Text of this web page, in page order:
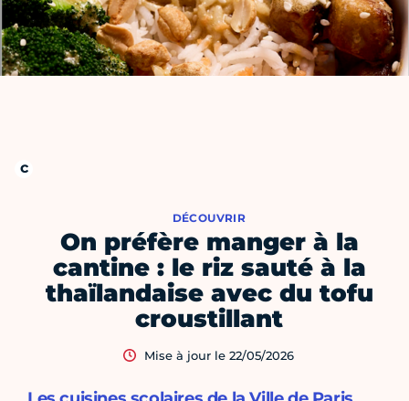
On préfère manger à la
cantine : le riz sauté à la
thaïlandaise avec du tofu
croustillant
DÉCOUVRIR
Mise à jour le 22/05/2026